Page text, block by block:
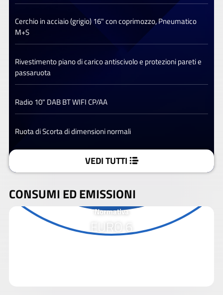
Cerchio in acciaio (grigio) 16" con coprimozzo, Pneumatico
M+S
Rivestimento piano di carico antiscivolo e protezioni pareti e
passaruota
Radio 10" DAB BT WIFI CP/AA
Ruota di Scorta di dimensioni normali
VEDI TUTTI
CONSUMI ED EMISSIONI
Normativa
EURO 6